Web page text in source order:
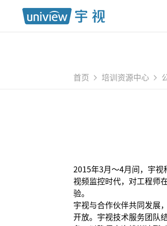
首页 培训资源中心
2015年3月～4月间，宇
视频监控时代，对工程师
验。
宇视与合作伙伴共同发展
开放。宇视技术服务团队